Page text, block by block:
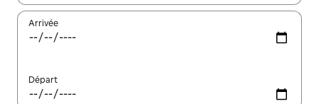
Arrivée
Départ